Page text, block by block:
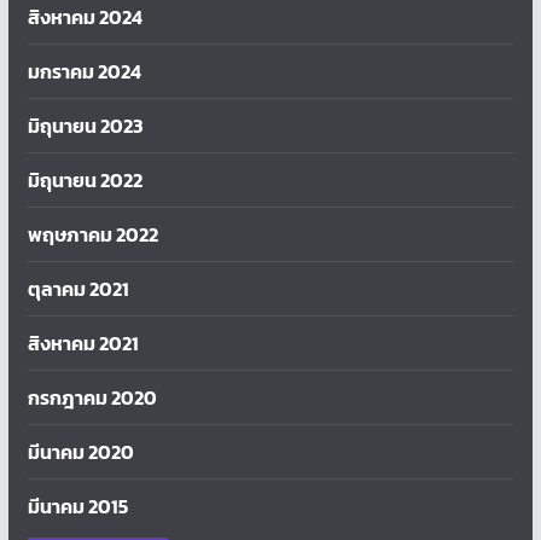
สิงหาคม 2024
มกราคม 2024
มิถุนายน 2023
มิถุนายน 2022
พฤษภาคม 2022
ตุลาคม 2021
สิงหาคม 2021
กรกฎาคม 2020
มีนาคม 2020
มีนาคม 2015